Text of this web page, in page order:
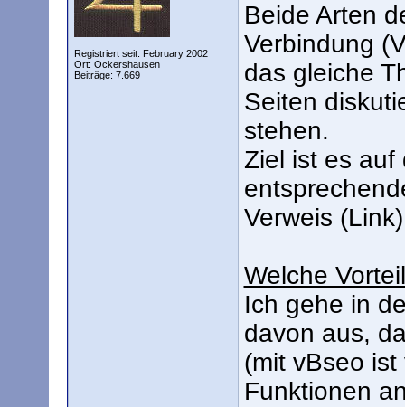
Registriert seit: February 2002
Ort: Ockershausen
Beiträge: 7.669
Beide Arten
Verbindung
das gleiche
Seiten
stehen.
Ziel ist es auf
Verweis
Welche
Ich gehe in
davon aus,
(mit vBseo
Funktionen